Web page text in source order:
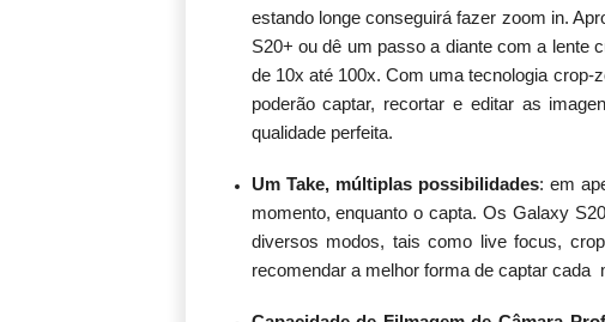
estando longe conseguirá fazer zoom in.
S20+ ou dê um passo a diante com a lente
de 10x até 100x. Com uma tecnologia
poderão captar, recortar e editar as
qualidade perfeita.
Um Take, múltiplas possibilidades: em
momento, enquanto o capta. Os Galaxy
diversos modos, tais como live focus,
recomendar a melhor forma de captar cada